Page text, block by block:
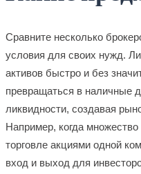
Сравните несколько
условия для своих нужд.
активов быстро и без
превращаться в наличные
ликвидности, создавая
Например, когда
торговле акциями одной
вход и выход для